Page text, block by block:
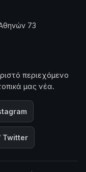
73
περιεχόμενο
μας νέα.
Twitter